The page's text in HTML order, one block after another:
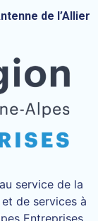
de l’Allier
service de la
de services à